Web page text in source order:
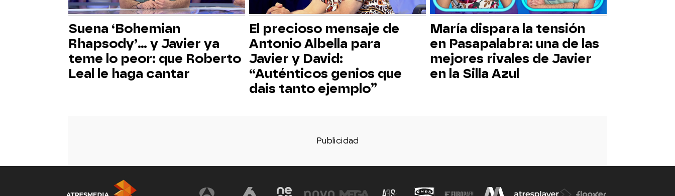
Suena ‘Bohemian
Rhapsody’... y Javier ya
teme lo peor: que Roberto
Leal le haga cantar
El precioso mensaje de
Antonio Albella para
Javier y David:
“Auténticos genios que
dais tanto ejemplo”
María dispara la tensión
en Pasapalabra: una de las
mejores rivales de Javier
en la Silla Azul